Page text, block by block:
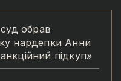
обрав
нардепки Анни
підкуп»